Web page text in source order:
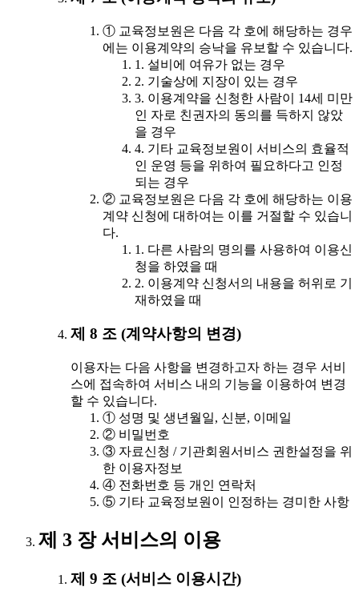
① 교육정보원은 다음 각 호에 해당하는 경우
에는 이용계약의 승낙을 유보할 수 있습니다.
1. 설비에 여유가 없는 경우
2. 기술상에 지장이 있는 경우
3. 이용계약을 신청한 사람이 14세 미만
인 자로 친권자의 동의를 득하지 않았
을 경우
4. 기타 교육정보원이 서비스의 효율적
인 운영 등을 위하여 필요하다고 인정
되는 경우
② 교육정보원은 다음 각 호에 해당하는 이용
계약 신청에 대하여는 이를 거절할 수 있습니
다.
1. 다른 사람의 명의를 사용하여 이용신
청을 하였을 때
2. 이용계약 신청서의 내용을 허위로 기
재하였을 때
제 8 조 (계약사항의 변경)
이용자는 다음 사항을 변경하고자 하는 경우 서비
스에 접속하여 서비스 내의 기능을 이용하여 변경
할 수 있습니다.
① 성명 및 생년월일, 신분, 이메일
② 비밀번호
③ 자료신청 / 기관회원서비스 권한설정을 위
한 이용자정보
④ 전화번호 등 개인 연락처
⑤ 기타 교육정보원이 인정하는 경미한 사항
제 3 장 서비스의 이용
제 9 조 (서비스 이용시간)